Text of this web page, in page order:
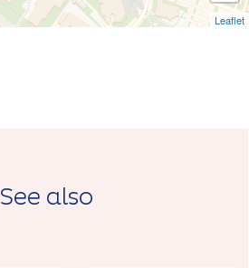
Leaflet
See also